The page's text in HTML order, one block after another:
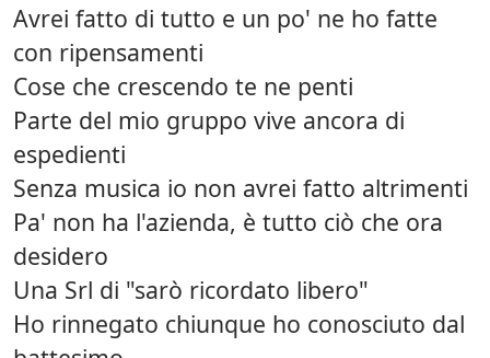
Avrei fatto di tutto e un po' ne ho fatte
con ripensamenti
Cose che crescendo te ne penti
Parte del mio gruppo vive ancora di
espedienti
Senza musica io non avrei fatto altrimenti
Pa' non ha l'azienda, è tutto ciò che ora
desidero
Una Srl di "sarò ricordato libero"
Ho rinnegato chiunque ho conosciuto dal